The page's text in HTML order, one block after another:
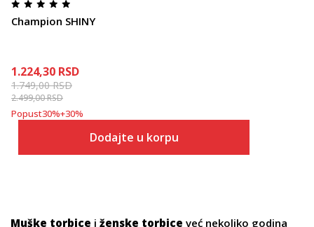
Champion SHINY
1.224,30 RSD
1.749,00RSD
2.499,00RSD
Popust30%+30%
Dodajte u korpu
Muške torbice i ženske torbice već nekoliko godina